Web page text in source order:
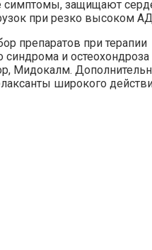
защищают
при резко высоком
препаратов при терапии
синдрома и остеохондроза
Мидокалм.
широкого